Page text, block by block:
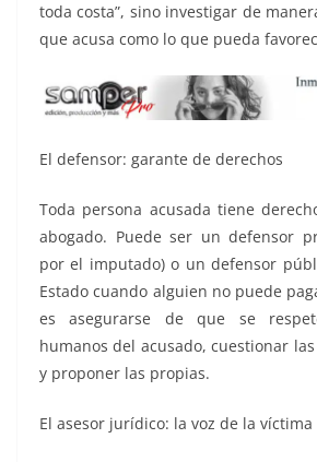
toda costa”, sino investigar de
que acusa como lo que pueda
El defensor: garante de derechos
Toda persona acusada tiene
abogado. Puede ser un defensor
por el imputado) o un defensor
Estado cuando alguien no puede
es asegurarse de que se
humanos del acusado, cuestionar
y proponer las propias.
El asesor jurídico: la voz de la víctima